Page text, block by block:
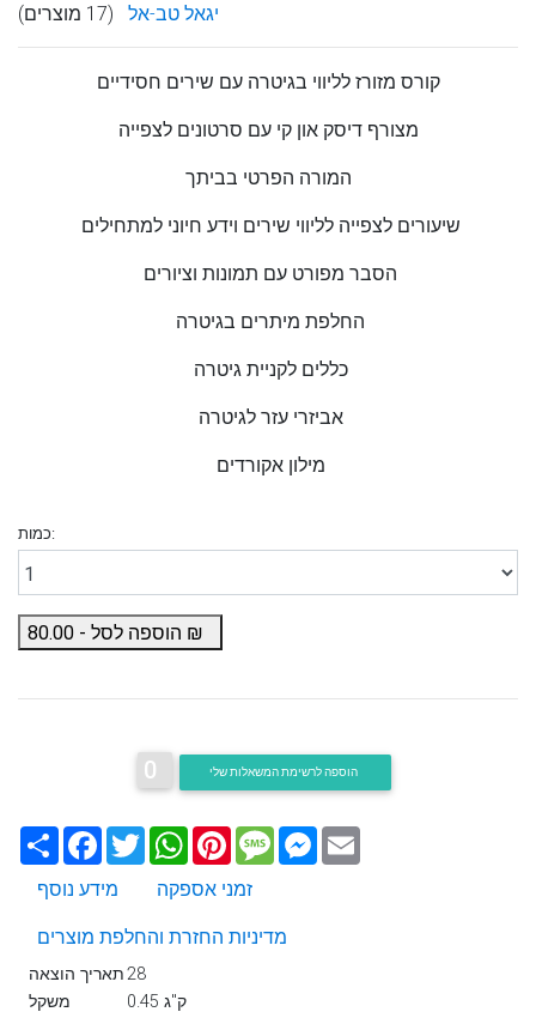
יגאל טב-אל (17 מוצרים)
קורס מזורז לליווי בגיטרה עם שירים חסידיים
מצורף דיסק און קי עם סרטונים לצפייה
המורה הפרטי בביתך
כללים לקניית גיטרה
אביזרי עזר לגיטרה
כמות:
הוספה לסל - 80.00
0
שתף Facebook
TwitterWhatsApp
PinterestMessageMessenger
מידע נוסף
זמני אספקה
מדיניות החזרת והחלפת מוצרים
תאריך הוצאה28
משקל
0.45 ק"ג